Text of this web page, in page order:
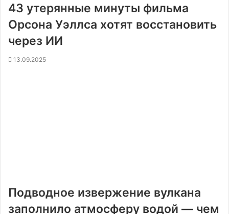
43 утерянные минуты фильма
Орсона Уэллса хотят восстановить
через ИИ
13.09.2025
Подводное извержение вулкана
заполнило атмосферу водой — чем